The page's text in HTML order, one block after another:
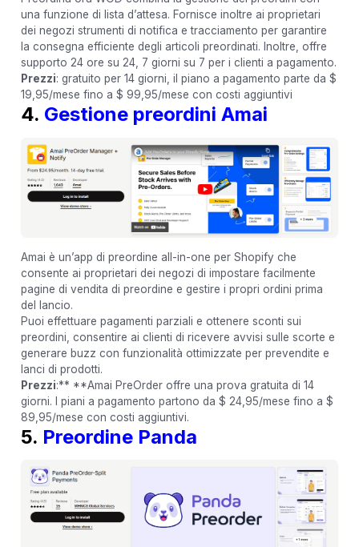
una funzione di lista d’attesa. Fornisce inoltre ai proprietari
dei negozi strumenti di notifica e tracciamento per garantire
la consegna efficiente degli articoli preordinati. Inoltre, offre
supporto 24 ore su 24, 7 giorni su 7 per i clienti a pagamento.
Prezzi: gratuito per 14 giorni, il piano a pagamento parte da $
19,95/mese fino a $ 99,95/mese con costi aggiuntivi
4. Gestione preordini Amai
Amai è un’app di preordine all-in-one per Shopify che
consente ai proprietari dei negozi di impostare facilmente
pagine di vendita di preordine e gestire i propri ordini prima
del lancio.
Puoi effettuare pagamenti parziali e ottenere sconti sui
preordini, consentire ai clienti di ricevere avvisi sulle scorte e
generare buzz con funzionalità ottimizzate per prevendite e
lanci di prodotti.
Prezzi:** **Amai PreOrder offre una prova gratuita di 14
giorni. I piani a pagamento partono da $ 24,95/mese fino a $
89,95/mese con costi aggiuntivi.
5. Preordine Panda